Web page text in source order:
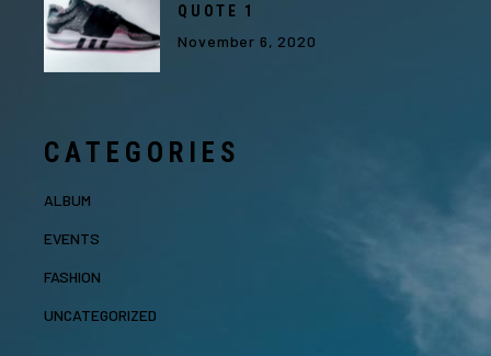
QUOTE 1
November 6, 2020
CATEGORIES
ALBUM
EVENTS
FASHION
UNCATEGORIZED